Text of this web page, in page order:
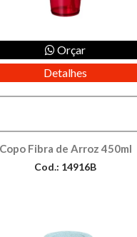
Orçar
Detalhes
Copo Fibra de Arroz 450ml
Cod.: 14916B